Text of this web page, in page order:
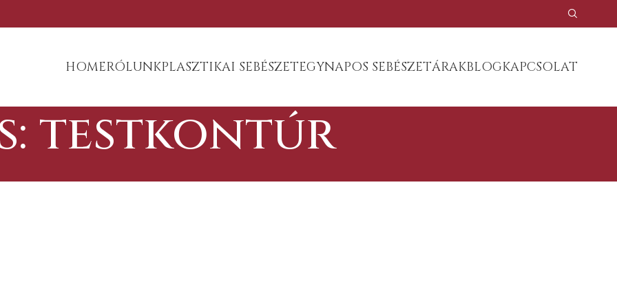
HOMERÓLUNKPLASZTIKAI SEBÉSZETEGYNAPOS SEBÉSZETÁRAKBLOGKAPCSOLAT
testkontúr